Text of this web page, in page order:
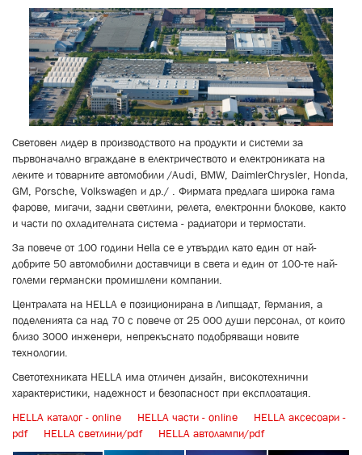
Световен лидер в производството на продукти и системи за
първоначално вграждане в електричеството и електрониката на
леките и товарните автомобили /Audi, BMW, DaimlerChrysler, Honda,
GM, Porsche, Volkswagen и др./ . Фирмата предлага широка гама
фарове, мигачи, задни светлини, релета, електронни блокове, както
и части по охладителната система - радиатори и термостати.
За повече от 100 години Hella се е утвърдил като един от най-
добрите 50 автомобилни доставчици в света и един от 100-те най-
големи германски промишлени компании.
Централата на HELLA е позиционирана в Липщадт, Германия, а
поделенията са над 70 с повече от 25 000 души персонал, от които
близо 3000 инженери, непрекъснато подобряващи новите
технологии.
Светотехниката HELLA имa отличeн дизайн, високотехнични
характеристики, надежност и безопасност при експлоатация.
HELLA каталог - online
HELLA части - online
HELLA аксесоари -
pdf
HELLA светлини/pdf HELLA автолампи/pdf